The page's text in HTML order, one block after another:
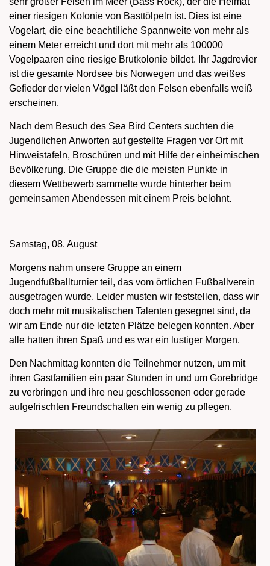
einer riesigen Kolonie von Basttölpeln ist. Dies ist eine
Vogelart, die eine beachtiliche Spannweite von mehr als
einem Meter erreicht und dort mit mehr als 100000
Vogelpaaren eine riesige Brutkolonie bildet. Ihr Jagdrevier
ist die gesamte Nordsee bis Norwegen und das weißes
Gefieder der vielen Vögel läßt den Felsen ebenfalls weiß
erscheinen.
Nach dem Besuch des Sea Bird Centers suchten die
Jugendlichen Anworten auf gestellte Fragen vor Ort mit
Hinweistafeln, Broschüren und mit Hilfe der einheimischen
Bevölkerung. Die Gruppe die die meisten Punkte in
diesem Wettbewerb sammelte wurde hinterher beim
gemeinsamen Abendessen mit einem Preis belohnt.
Samstag, 08. August
Morgens nahm unsere Gruppe an einem
Jugendfußballturnier teil, das vom örtlichen Fußballverein
ausgetragen wurde. Leider musten wir feststellen, dass wir
doch mehr mit musikalischen Talenten gesegnet sind, da
wir am Ende nur die letzten Plätze belegen konnten. Aber
alle hatten ihren Spaß und es war ein lustiger Morgen.
Den Nachmittag konnten die Teilnehmer nutzen, um mit
ihren Gastfamilien ein paar Stunden in und um Gorebridge
zu verbringen und ihre neu geschlossenen oder gerade
aufgefrischten Freundschaften ein wenig zu pflegen.